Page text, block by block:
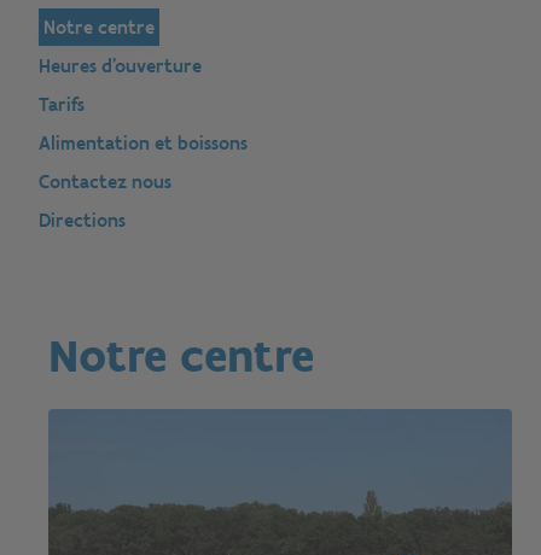
Notre centre
Heures d'ouverture
Tarifs
Alimentation et boissons
Contactez nous
Directions
Notre centre